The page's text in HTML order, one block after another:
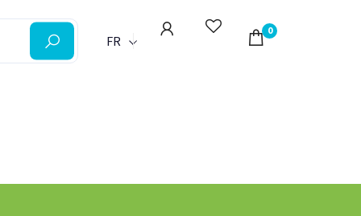
FR
0